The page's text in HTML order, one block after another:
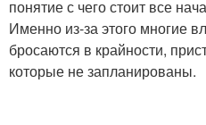
понятие с чего стоит все
Именно из-за этого многие
бросаются в крайности,
которые не запланированы.